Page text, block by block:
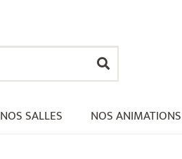
NOS SALLES NOS ANIMATIONS